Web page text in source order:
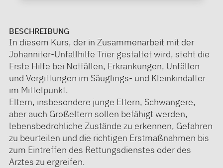
BESCHREIBUNG
In diesem Kurs, der in Zusammenarbeit mit der
Johanniter-Unfallhilfe Trier gestaltet wird, steht die
Erste Hilfe bei Notfällen, Erkrankungen, Unfällen
und Vergiftungen im Säuglings- und Kleinkindalter
im Mittelpunkt.
Eltern, insbesondere junge Eltern, Schwangere,
aber auch Großeltern sollen befähigt werden,
lebensbedrohliche Zustände zu erkennen, Gefahren
zu beurteilen und die richtigen Erstmaßnahmen bis
zum Eintreffen des Rettungsdienstes oder des
Arztes zu ergreifen.